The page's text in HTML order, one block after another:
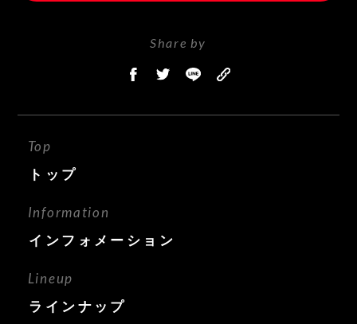
Share by
Top
トップ
Information
インフォメーション
Lineup
ラインナップ